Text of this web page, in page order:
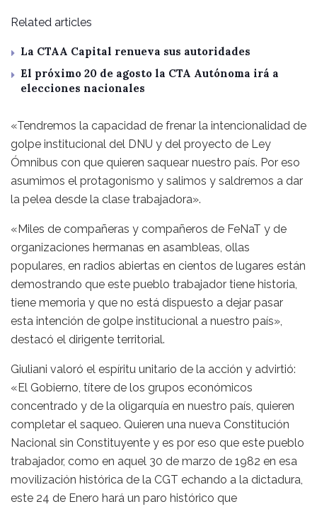
Related articles
La CTAA Capital renueva sus autoridades
El próximo 20 de agosto la CTA Autónoma irá a
elecciones nacionales
«Tendremos la capacidad de frenar la intencionalidad de
golpe institucional del DNU y del proyecto de Ley
Ómnibus con que quieren saquear nuestro país. Por eso
asumimos el protagonismo y salimos y saldremos a dar
la pelea desde la clase trabajadora».
«Miles de compañeras y compañeros de FeNaT y de
organizaciones hermanas en asambleas, ollas
populares, en radios abiertas en cientos de lugares están
demostrando que este pueblo trabajador tiene historia,
tiene memoria y que no está dispuesto a dejar pasar
esta intención de golpe institucional a nuestro país»,
destacó el dirigente territorial.
Giuliani valoró el espíritu unitario de la acción y advirtió:
«El Gobierno, títere de los grupos económicos
concentrado y de la oligarquía en nuestro país, quieren
completar el saqueo. Quieren una nueva Constitución
Nacional sin Constituyente y es por eso que este pueblo
trabajador, como en aquel 30 de marzo de 1982 en esa
movilización histórica de la CGT echando a la dictadura,
este 24 de Enero hará un paro histórico que